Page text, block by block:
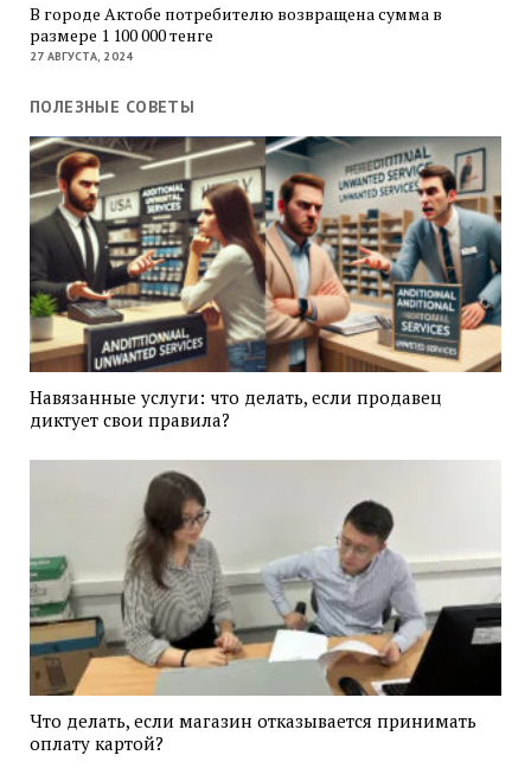
В городе Актобе потребителю возвращена сумма в
размере 1 100 000 тенге
27 АВГУСТА, 2024
ПОЛЕЗНЫЕ СОВЕТЫ
Навязанные услуги: что делать, если продавец
диктует свои правила?
Что делать, если магазин отказывается принимать
оплату картой?